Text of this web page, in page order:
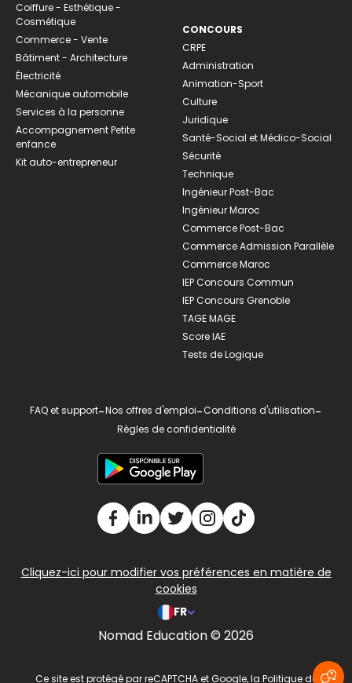
Coiffure - Esthétique -
Cosmétique
Commerce - Vente
Bâtiment - Architecture
Électricité
Mécanique automobile
Services à la personne
Accompagnement Petite
enfance
Kit auto-entrepreneur
CONCOURS
CRPE
Administration
Animation-Sport
Culture
Juridique
Santé-Social et Médico-Social
Sécurité
Technique
Ingénieur Post-Bac
Ingénieur Maroc
Commerce Post-Bac
Commerce Admission Parallèle
Commerce Maroc
IEP Concours Commun
IEP Concours Grenoble
TAGE MAGE
Score IAE
Tests de Logique
FAQ et support-Nos offres d'emploi-Conditions d'utilisation-
Règles de confidentialité
Cliquez-ici pour modifier vos préférences en matière de
cookies
FR
Nomad Education © 2026
Ce site est protégé par reCAPTCHA et Google, la Politique de